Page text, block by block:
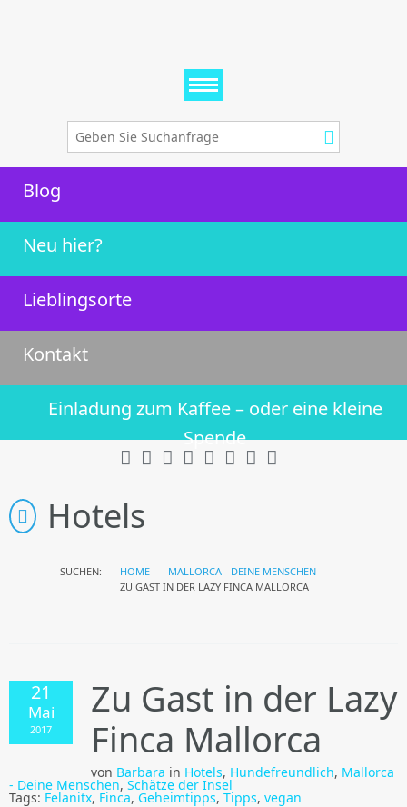
Blog
Neu hier?
Lieblingsorte
Kontakt
Einladung zum Kaffee – oder eine kleine
Spende
Hotels
SUCHEN: HOME
MALLORCA - DEINE MENSCHEN
ZU GAST IN DER LAZY FINCA MALLORCA
21
Mai
2017
Zu Gast in der Lazy
Finca Mallorca
von Barbara in Hotels, Hundefreundlich, Mallorca
- Deine Menschen, Schätze der Insel
Tags: Felanitx, Finca, Geheimtipps, Tipps, vegan